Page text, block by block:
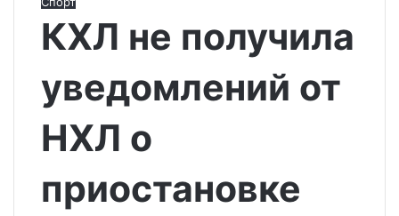
КХЛ не получила
уведомлений от
НХЛ о
приостановке